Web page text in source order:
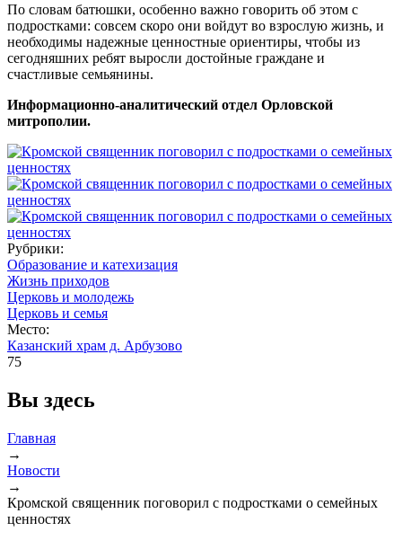
По словам батюшки, особенно важно говорить об этом с
подростками: совсем скоро они войдут во взрослую жизнь, и
необходимы надежные ценностные ориентиры, чтобы из
сегодняшних ребят выросли достойные граждане и
счастливые семьянины.
Информационно-аналитический отдел Орловской
митрополии.
Рубрики:
Образование и катехизация
Жизнь приходов
Церковь и молодежь
Церковь и семья
Место:
Казанский храм д. Арбузово
75
Вы здесь
Главная
→
Новости
→
Кромской священник поговорил с подростками о семейных
ценностях